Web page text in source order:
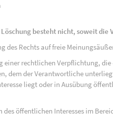
Löschung besteht nicht, soweit
des Rechts auf freie
einer rechtlichen Verpflichtung,
dem der Verantwortliche
liegt oder in Ausübung
des öffentlichen Interesses im